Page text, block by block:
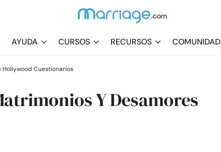
AYUDA CURSOS RECURSOS COMUNIDAD
Hollywood Cuestionarios
Y Desamores